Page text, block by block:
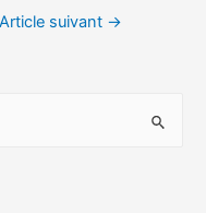
Article suivant →